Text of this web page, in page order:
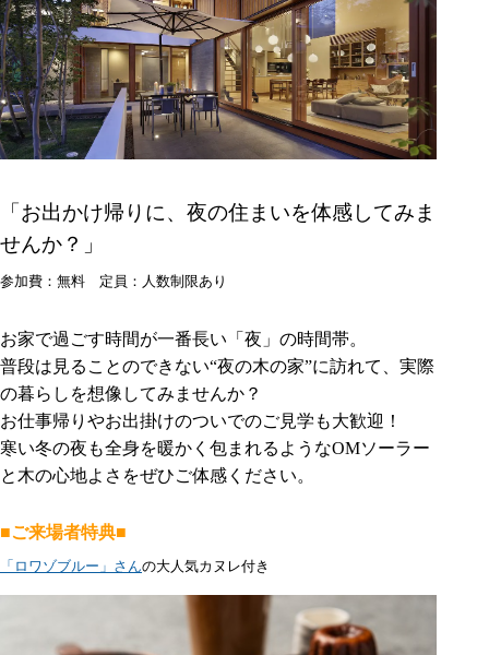
「お出かけ帰りに、夜の住まいを体感してみま
せんか？ 」
参加費：無料 定員：人数制限あり
お家で過ごす時間が一番長い「夜」の時間帯。
普段は見ることのできない“夜の木の家”に訪れて、実際
の暮らしを想像してみませんか？
お仕事帰りやお出掛けのついでのご見学も大歓迎！
寒い冬の夜も全身を暖かく包まれるようなOMソーラー
と木の心地よさをぜひご体感ください。
■ご来場者特典■
「ロワゾブルー」さんの大人気カヌレ付き